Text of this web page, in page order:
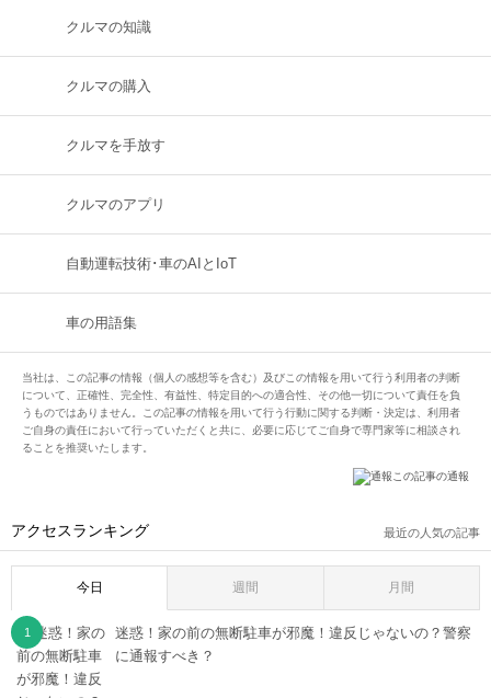
クルマの知識
クルマの購入
クルマを手放す
クルマのアプリ
自動運転技術･車のAIとIoT
車の用語集
当社は、この記事の情報（個人の感想等を含む）及びこの情報を用いて行う利用者の判断
について、正確性、完全性、有益性、特定目的への適合性、その他一切について責任を負
うものではありません。この記事の情報を用いて行う行動に関する判断・決定は、利用者
ご自身の責任において行っていただくと共に、必要に応じてご自身で専門家等に相談され
ることを推奨いたします。
この記事の通報
アクセスランキング 最近の人気の記事
今日 週間 月間
迷惑！家の前の無断駐車が邪魔！違反じゃないの？警察
に通報すべき？